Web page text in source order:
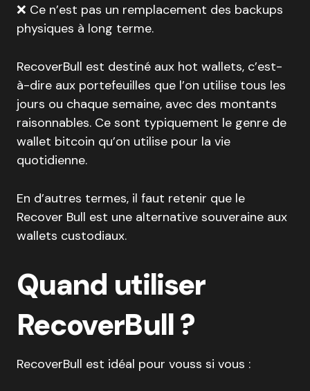
❌ Ce n’est pas un remplacement des backups
physiques à long terme.
RecoverBull est destiné aux hot wallets, c’est-
à-dire aux portefeuilles que l’on utilise tous les
jours ou chaque semaine, avec des montants
raisonnables. Ce sont typiquement le genre de
wallet bitcoin qu’on utilise pour la vie
quotidienne.
En d’autres termes, il faut retenir que le
Recover Bull est une alternative souveraine aux
wallets custodiaux.
Quand utiliser
RecoverBull ?
RecoverBull est idéal pour vouss si vous :